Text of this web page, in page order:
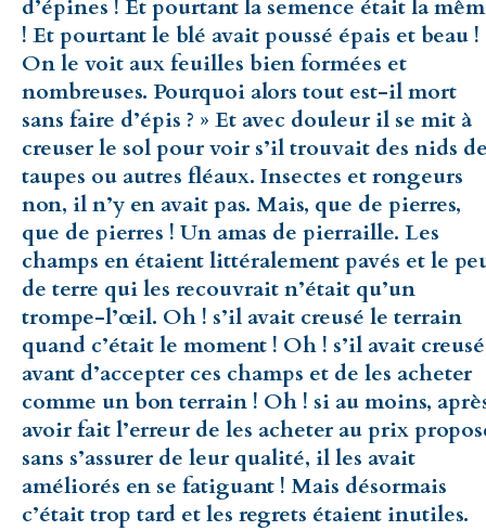
d’épines ! Et pourtant la semence était la
! Et pourtant le blé avait poussé épais et beau !
On le voit aux feuilles bien formées et
nombreuses. Pourquoi alors tout est-il mort
sans faire d’épis ? » Et avec douleur il se mit à
creuser le sol pour voir s’il trouvait des nids
taupes ou autres fléaux. Insectes et rongeurs
non, il n’y en avait pas. Mais, que de pierres,
que de pierres ! Un amas de pierraille. Les
champs en étaient littéralement pavés et le
de terre qui les recouvrait n’était qu’un
trompe-l’œil. Oh ! s’il avait creusé le terrain
quand c’était le moment ! Oh ! s’il avait creusé
avant d’accepter ces champs et de les acheter
comme un bon terrain ! Oh ! si au moins,
avoir fait l’erreur de les acheter au prix
sans s’assurer de leur qualité, il les avait
améliorés en se fatiguant ! Mais désormais
c’était trop tard et les regrets étaient inutiles.